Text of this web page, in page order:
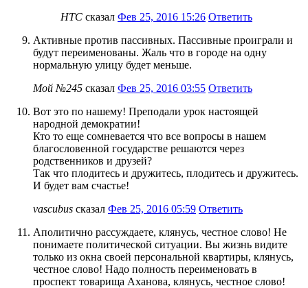
HTC сказал Фев 25, 2016 15:26 Ответить
Активные против пассивных. Пассивные проиграли и
будут переименованы. Жаль что в городе на одну
нормальную улицу будет меньше.
Мой №245 сказал Фев 25, 2016 03:55 Ответить
Вот это по нашему! Преподали урок настоящей
народной демократии!
Кто то еще сомневается что все вопросы в нашем
благословенной государстве решаются через
родственников и друзей?
Так что плодитесь и дружитесь, плодитесь и дружитесь.
И будет вам счастье!
vascubus сказал Фев 25, 2016 05:59 Ответить
Аполитично рассуждаете, клянусь, честное слово! Не
понимаете политической ситуации. Вы жизнь видите
только из окна своей персональной квартиры, клянусь,
честное слово! Надо полность переименовать в
проспект товарища Аханова, клянусь, честное слово!